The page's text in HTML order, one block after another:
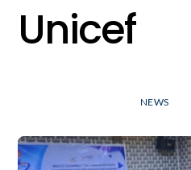
Unicef
NEWS